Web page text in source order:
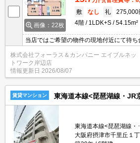
画像：22枚
敷
なし 礼
275,000
4階
1LDK+S 54.15m²
当店ではご希望の物件の現地付近にて待ち
ご内覧いただくサービスや、主要駅まで
です。詳しくは 当店「０１２０－９６７－
合せ下さい♪
株式会社フォーラス＆カンパニー エイブルネッ
トワーク岸辺店
情報更新日 2026/08/07
賃貸マンション 東海道本線<琵琶湖線・JR京都
東海道本線<琵琶湖線・
大阪府摂津市千里丘１丁